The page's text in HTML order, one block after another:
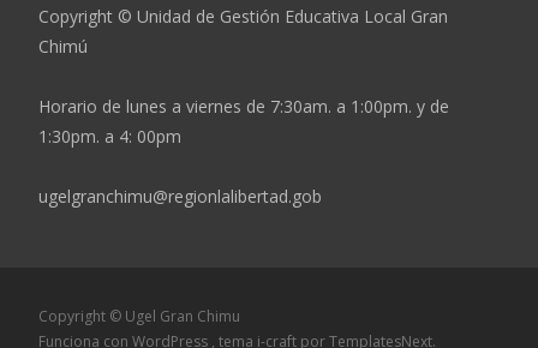
Copyright © Unidad de Gestión Educativa Local Gran
Chimú
Horario de lunes a viernes de 7:30am. a 1:00pm. y de
1:30pm. a 4: 00pm
ugelgranchimu@regionlalibertad.gob
Copyright © Ugel Gran Chimu
Funciona con WordPress , tema i-craft por TemplatesNext.